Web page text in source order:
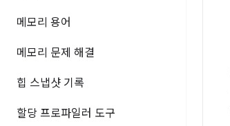
메모리 용어
메모리 문제 해결
힙 스냅샷 기록
할당 프로파일러 도구